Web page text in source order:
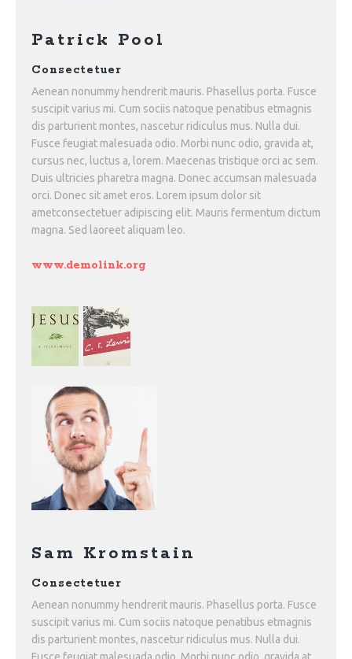
Patrick Pool
Consectetuer
Aenean nonummy hendrerit mauris. Phasellus porta. Fusce
suscipit varius mi. Cum sociis natoque penatibus etmagnis
dis parturient montes, nascetur ridiculus mus. Nulla dui.
Fusce feugiat malesuada odio. Morbi nunc odio, gravida at,
cursus nec, luctus a, lorem. Maecenas tristique orci ac sem.
Duis ultricies pharetra magna. Donec accumsan malesuada
orci. Donec sit amet eros. Lorem ipsum dolor sit
ametconsectetuer adipiscing elit. Mauris fermentum dictum
magna. Sed laoreet aliquam leo.
www.demolink.org
Sam Kromstain
Consectetuer
Aenean nonummy hendrerit mauris. Phasellus porta. Fusce
suscipit varius mi. Cum sociis natoque penatibus etmagnis
dis parturient montes, nascetur ridiculus mus. Nulla dui.